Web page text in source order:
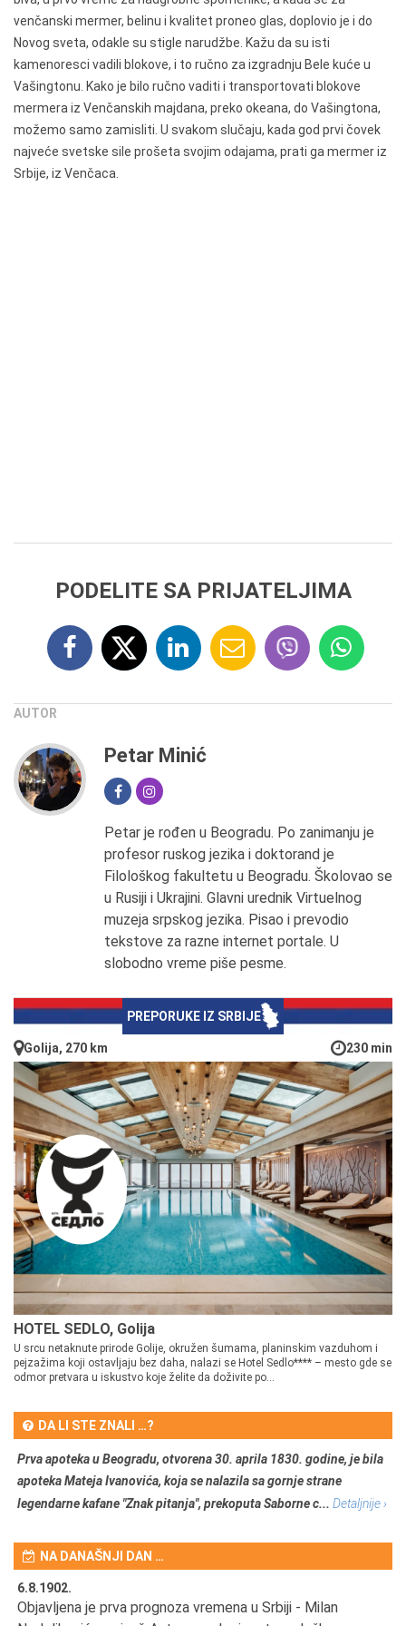
venčanski mermer, belinu i kvalitet proneo glas, doplovio je i do
Novog sveta, odakle su stigle narudžbe. Kažu da su isti
kamenoresci vadili blokove, i to ručno za izgradnju Bele kuće u
Vašingtonu. Kako je bilo ručno vaditi i transportovati blokove
mermera iz Venčanskih majdana, preko okeana, do Vašingtona,
možemo samo zamisliti. U svakom slučaju, kada god prvi čovek
najveće svetske sile prošeta svojim odajama, prati ga mermer iz
Srbije, iz Venčaca.
PODELITE SA PRIJATELJIMA
AUTOR
Petar Minić
Petar je rođen u Beogradu. Po zanimanju je
profesor ruskog jezika i doktorand je
Filološkog fakultetu u Beogradu. Školovao se
u Rusiji i Ukrajini. Glavni urednik Virtuelnog
muzeja srpskog jezika. Pisao i prevodio
tekstove za razne internet portale. U
slobodno vreme piše pesme.
PREPORUKE IZ SRBIJE
Golija, 270 km 230 min
HOTEL SEDLO, Golija
U srcu netaknute prirode Golije, okružen šumama, planinskim vazduhom i
pejzažima koji ostavljaju bez daha, nalazi se Hotel Sedlo**** – mesto gde se
odmor pretvara u iskustvo koje želite da doživite po...
DA LI STE ZNALI …?
Prva apoteka u Beogradu, otvorena 30. aprila 1830. godine, je bila
apoteka Mateja Ivanovića, koja se nalazila sa gornje strane
legendarne kafane "Znak pitanja", prekoputa Saborne c... Detaljnije ›
NA DANAŠNJI DAN …
6.8.1902.
Objavljena je prva prognoza vremena u Srbiji - Milan